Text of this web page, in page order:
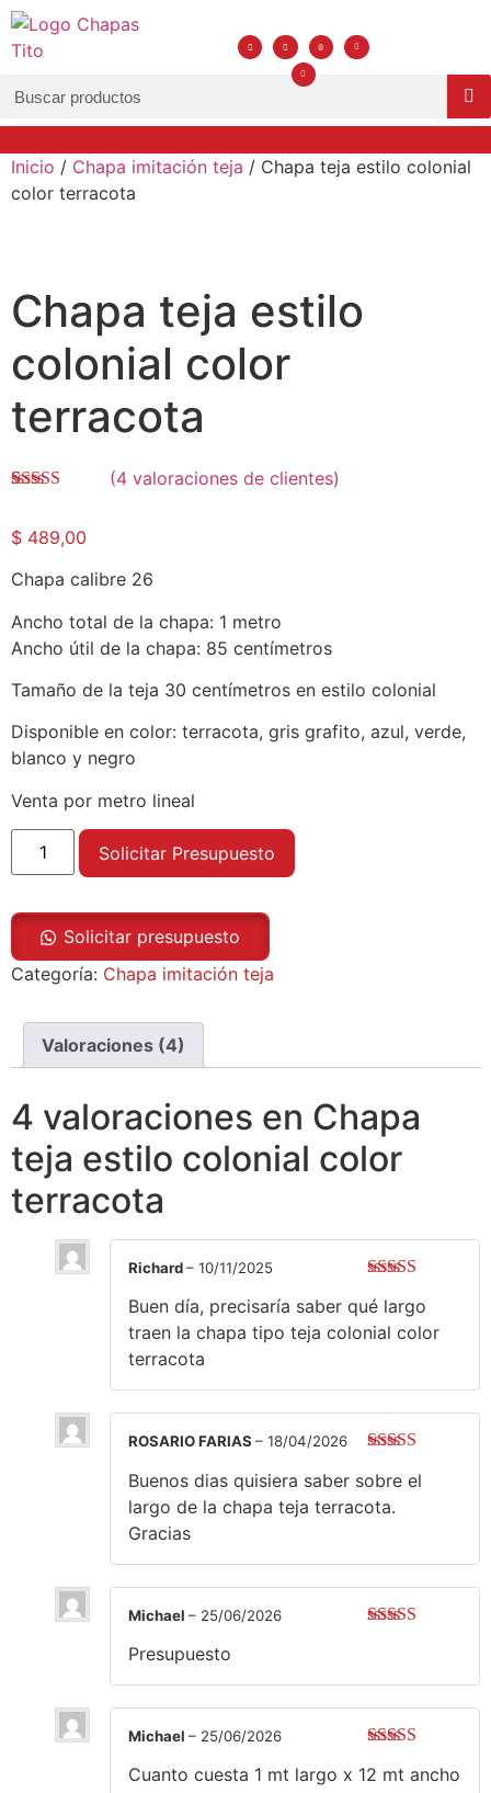
Inicio / Chapa imitación teja / Chapa teja estilo colonial
color terracota
Chapa teja estilo
colonial color
terracota
de 5 en
valoraciones
de clientes
(4 valoraciones de clientes)
$ 489,00
Chapa calibre 26
Ancho total de la chapa: 1 metro
Ancho útil de la chapa: 85 centímetros
Tamaño de la teja 30 centímetros en estilo colonial
Disponible en color: terracota, gris grafito, azul, verde,
blanco y negro
Venta por metro lineal
Solicitar Presupuesto
Solicitar presupuesto
Categoría: Chapa imitación teja
Valoraciones (4)
4 valoraciones en Chapa
teja estilo colonial color
terracota
5de 5
Richard– 10/11/2025
Buen día, precisaría saber qué largo
traen la chapa tipo teja colonial color
terracota
5de 5
ROSARIO FARIAS – 18/04/2026
Buenos dias quisiera saber sobre el
largo de la chapa teja terracota.
Gracias
Michael – 25/06/2026
Presupuesto
con3
Michael – 25/06/2026
Cuanto cuesta 1 mt largo x 12 mt ancho